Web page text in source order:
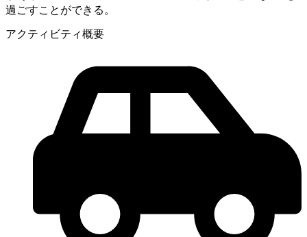
過ごすことができる。
アクティビティ概要